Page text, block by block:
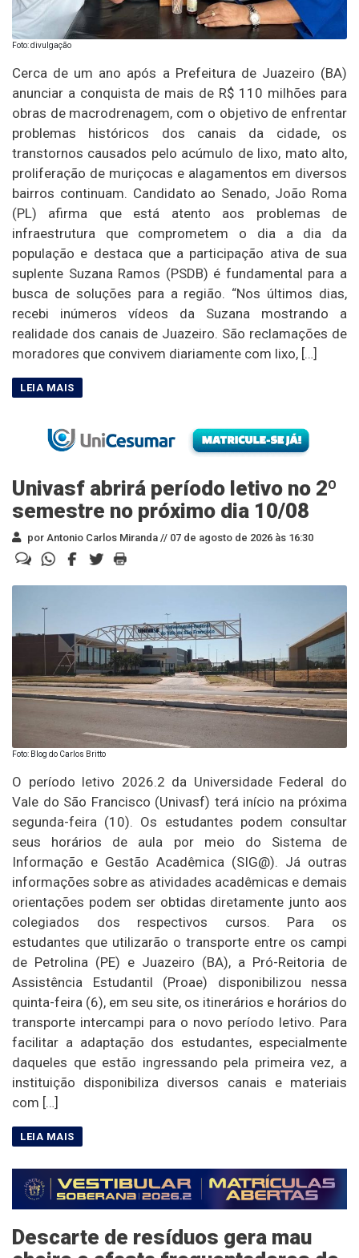
Foto: divulgação
Cerca de um ano após a Prefeitura de Juazeiro (BA)
anunciar a conquista de mais de R$ 110 milhões para
obras de macrodrenagem, com o objetivo de enfrentar
problemas históricos dos canais da cidade, os
transtornos causados pelo acúmulo de lixo, mato alto,
proliferação de muriçocas e alagamentos em diversos
bairros continuam. Candidato ao Senado, João Roma
(PL) afirma que está atento aos problemas de
infraestrutura que comprometem o dia a dia da
população e destaca que a participação ativa de sua
suplente Suzana Ramos (PSDB) é fundamental para a
busca de soluções para a região. “Nos últimos dias,
recebi inúmeros vídeos da Suzana mostrando a
realidade dos canais de Juazeiro. São reclamações de
moradores que convivem diariamente com lixo, […]
Univasf abrirá período letivo no 2º
semestre no próximo dia 10/08
por Antonio Carlos Miranda // 07 de agosto de 2026 às 16:30
Foto: Blog do Carlos Britto
O período letivo 2026.2 da Universidade Federal do
Vale do São Francisco (Univasf) terá início na próxima
segunda-feira (10). Os estudantes podem consultar
seus horários de aula por meio do Sistema de
Informação e Gestão Acadêmica (SIG@). Já outras
informações sobre as atividades acadêmicas e demais
orientações podem ser obtidas diretamente junto aos
colegiados dos respectivos cursos. Para os
estudantes que utilizarão o transporte entre os campi
de Petrolina (PE) e Juazeiro (BA), a Pró-Reitoria de
Assistência Estudantil (Proae) disponibilizou nessa
quinta-feira (6), em seu site, os itinerários e horários do
transporte intercampi para o novo período letivo. Para
facilitar a adaptação dos estudantes, especialmente
daqueles que estão ingressando pela primeira vez, a
instituição disponibiliza diversos canais e materiais
com […]
Descarte de resíduos gera mau